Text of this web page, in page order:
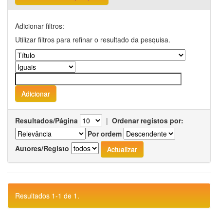
Adicionar filtros:
Utilizar filtros para refinar o resultado da pesquisa.
Resultados/Página | Ordenar registos por:
Por ordem
Autores/Registo
Resultados 1-1 de 1.